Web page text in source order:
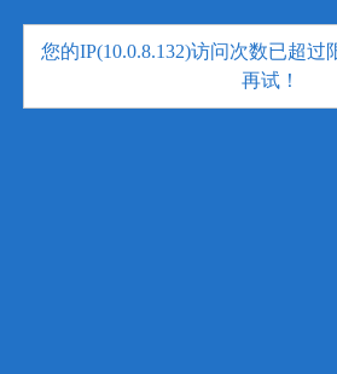
您的IP(10.0.8.132)访问次数已超过
再试！